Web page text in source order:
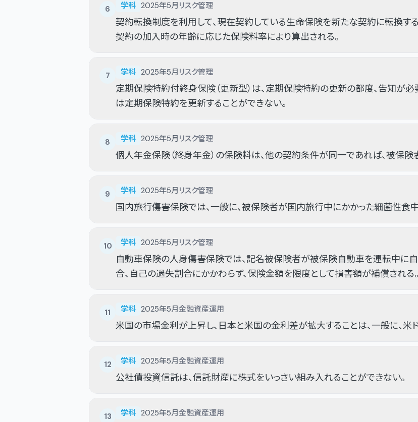
6 学科 2025年5月 リスク管理
契約転換制度を利用して、現在契約している生命保険を新たな契約に転換す
契約の加入時の年齢に応じた保険料率により算出される。
7 学科 2025年5月 リスク管理
定期保険特約付終身保険（更新型）は、定期保険特約の更新の都度、告知が
は定期保険特約を更新することができない。
8 学科 2025年5月 リスク管理
個人年金保険（終身年金）の保険料は、他の契約条件が同一であれば、被保険
9 学科 2025年5月 リスク管理
国内旅行傷害保険では、一般に、被保険者が国内旅行中にかかった細菌性食
10 学科 2025年5月 リスク管理
自動車保険の人身傷害保険では、記名被保険者が被保険自動車を運転中に
合、自己の過失割合にかかわらず、保険金額を限度として損害額が補償される。
11 学科 2025年5月金融資産運用
米国の市場金利が上昇し、日本と米国の金利差が拡大することは、一般に、米
12 学科 2025年5月金融資産運用
公社債投資信託は、信託財産に株式をいっさい組み入れることができない。
13 学科 2025年5月金融資産運用